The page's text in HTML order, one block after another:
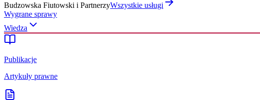
Budzowska Fiutowski i PartnerzyWszystkie usługi
Wygrane sprawy
Wiedza
Publikacje
Artykuły prawne